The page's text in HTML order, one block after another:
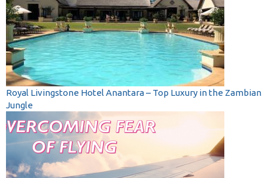
Royal Livingstone Hotel Anantara – Top Luxury in the Zambian
Jungle